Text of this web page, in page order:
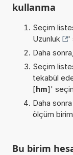
kullanma
Seçim
Uzunluk
'
Daha
Seçim
tekabül
[hm]'
Daha
ölçüm
Bu birim